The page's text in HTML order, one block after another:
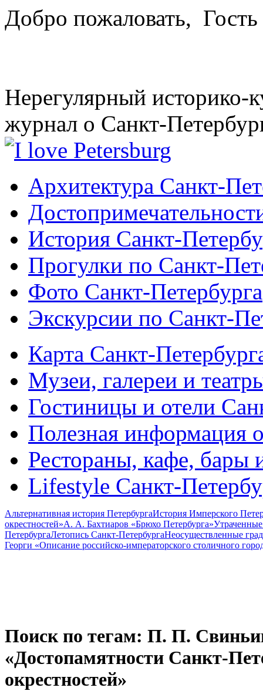
Добро пожаловать, Гость
Нерегулярный историко-
журнал о Санкт-
Архитектура Санкт-
История Санкт-
Прогулки по Санкт-
Фото Санкт-Петербурга
Экскурсии по Санкт-
Карта Санкт-
Музеи, галереи и
Гостиницы и отели
Полезная информация
Рестораны, кафе, бары
Lifestyle Санкт-
Альтернативная история ПетербургаИстория Имперского
окрестностей»А. А. Бахтиаров «Брюхо Петербурга»
ПетербургаЛетопись Санкт-ПетербургаНеосуществленные
Георги «Описание российско-императорского столичного
Поиск по тегам: П. П.
«Достопамятности Санкт-
окрестностей»